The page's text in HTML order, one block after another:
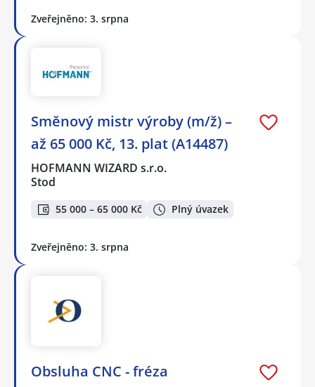
Zveřejněno: 3. srpna
Směnový mistr výroby (m/ž) –
až 65 000 Kč, 13. plat (A14487)
HOFMANN WIZARD s.r.o.
Stod
55 000 – 65 000 Kč Plný úvazek
Zveřejněno: 3. srpna
Obsluha CNC - fréza